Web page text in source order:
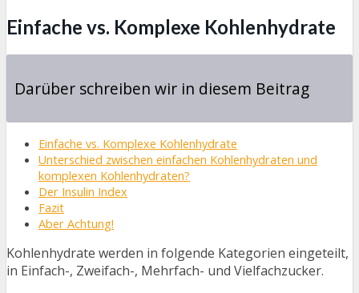
Einfache vs. Komplexe Kohlenhydrate
Darüber schreiben wir in diesem Beitrag
Einfache vs. Komplexe Kohlenhydrate
Unterschied zwischen einfachen Kohlenhydraten und
komplexen Kohlenhydraten?
Der Insulin Index
Fazit
Aber Achtung!
Kohlenhydrate werden in folgende Kategorien eingeteilt,
in Einfach-, Zweifach-, Mehrfach- und Vielfachzucker.